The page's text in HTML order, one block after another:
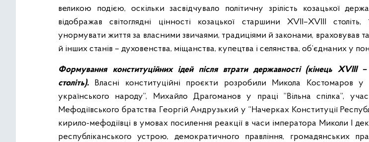
великою подією, оскільки засвідчувало політичну зрілість козацької
відображав світоглядні цінності козацької старшини XVII–XVIII століть,
унормувати життя за власними звичаями, традиціями й законами, враховував
й інших станів – духовенства, міщанства, купецтва і селянства, об’єднаних у
Формування конституційних ідей після втрати державності (кінець
століть). Власні конституційні проєкти розробили Микола Костомаров у
українського народу”, Михайло Драгоманов у праці “Вільна спілка”,
Мефодіївського братства Георгій Андрузький у “Начерках Конституції
кирило-мефодіївці в умовах посилення реакції в часи імператора Миколи І
республіканського устрою, демократичного правління, громадянських